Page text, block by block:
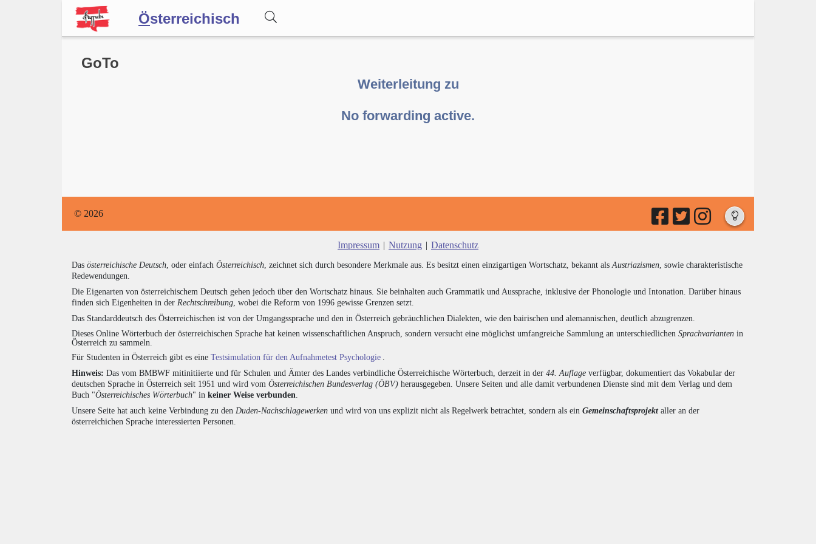
Österreichisch
Wörterbuch
GoTo
Weiterleitung zu
No forwarding active.
© 2026
Impressum | Nutzung | Datenschutz
Das österreichische Deutsch , oder einfach Österreichisch , zeichnet sich durch besondere Merkmale aus. Es besitzt einen einzigartigen Wortschatz, bekannt als Austriazismen , sowie charakteristische
Redewendungen.
Die Eigenarten von österreichischem Deutsch gehen jedoch über den Wortschatz hinaus. Sie beinhalten auch Grammatik und Aussprache, inklusive der Phonologie und Intonation. Darüber hinaus
finden sich Eigenheiten in der Rechtschreibung , wobei die Reform von 1996 gewisse Grenzen setzt.
Das Standarddeutsch des Österreichischen ist von der Umgangssprache und den in Österreich gebräuchlichen Dialekten, wie den bairischen und alemannischen, deutlich abzugrenzen.
Dieses Online Wörterbuch der österreichischen Sprache hat keinen wissenschaftlichen Anspruch, sondern versucht eine möglichst umfangreiche Sammlung an unterschiedlichen Sprachvarianten in
Österreich zu sammeln.
Für Studenten in Österreich gibt es eine Testsimulation für den Aufnahmetest Psychologie
Hinweis: Das vom BMBWF mitinitiierte und für Schulen und Ämter des Landes verbindliche Österreichische Wörterbuch, derzeit in der 44. Auflage verfügbar, dokumentiert das Vokabular der
deutschen Sprache in Österreich seit 1951 und wird vom Österreichischen Bundesverlag (ÖBV) herausgegeben. Unsere Seiten und alle damit verbundenen Dienste sind mit dem Verlag und dem
Buch "Österreichisches Wörterbuch" in keiner Weise verbunden
Unsere Seite hat auch keine Verbindung zu den Duden-Nachschlagewerken und wird von uns explizit nicht als Regelwerk betrachtet, sondern als ein Gemeinschaftsprojektaller an der
österreichichen Sprache interessierten Personen.